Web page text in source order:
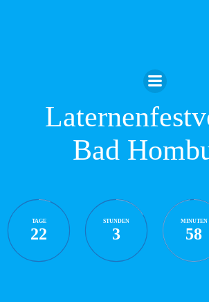
Bad
TAGE
22
STUNDEN
3
MINUTEN
58